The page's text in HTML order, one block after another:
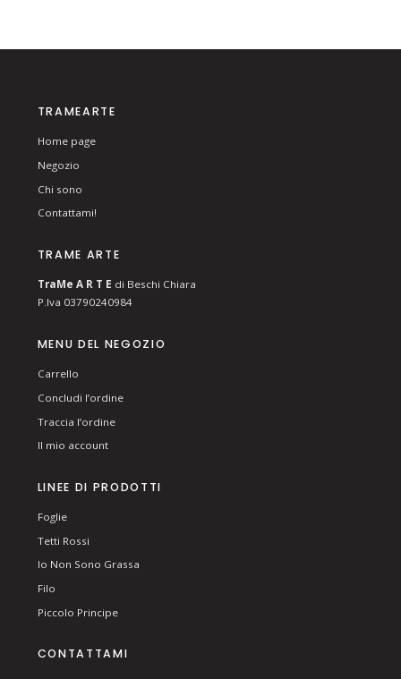
TRAMEARTE
Home page
Negozio
Chi sono
Contattami!
TRAME ARTE
TraMe A R T E di Beschi Chiara
P.Iva 03790240984
MENU DEL NEGOZIO
Carrello
Concludi l’ordine
Traccia l’ordine
Il mio account
LINEE DI PRODOTTI
Foglie
Tetti Rossi
Io Non Sono Grassa
Filo
Piccolo Principe
CONTATTAMI